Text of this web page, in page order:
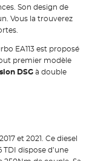
Son design de
Vous la trouverez
EA113 est proposé
premier modèle
DSG à double
et 2021. Ce diesel
TDI dispose d’une